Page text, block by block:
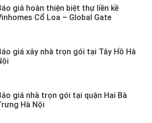
giá hoàn thiện biệt thự liền kề
Cổ Loa – Global Gate
giá xây nhà trọn gói tại Tây Hồ Hà
giá nhà trọn gói tại quận Hai Bà
Hà Nội